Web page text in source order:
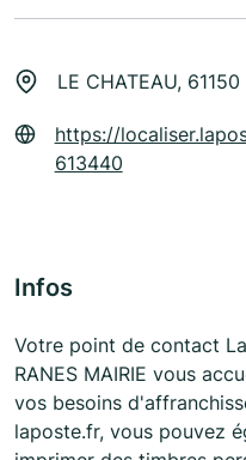
LE CHATEAU, 61150
https://
613440
Infos
Votre point de contact
RANES MAIRIE vous
vos besoins
laposte.fr, vous pouvez